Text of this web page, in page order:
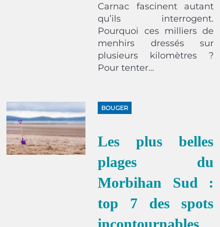
Carnac fascinent autant
qu’ils interrogent.
Pourquoi ces milliers de
menhirs dressés sur
plusieurs kilomètres ?
Pour tenter…
BOUGER
Les plus belles
plages du
Morbihan Sud :
top 7 des spots